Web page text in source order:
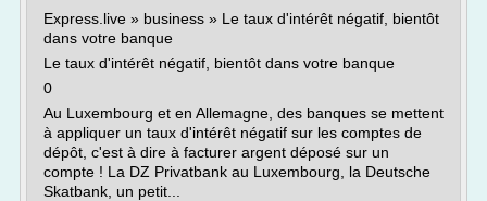
Express.live » business » Le taux d'intérêt négatif, bientôt
dans votre banque
Le taux d'intérêt négatif, bientôt dans votre banque
0
Au Luxembourg et en Allemagne, des banques se mettent
à appliquer un taux d'intérêt négatif sur les comptes de
dépôt, c'est à dire à facturer argent déposé sur un
compte ! La DZ Privatbank au Luxembourg, la Deutsche
Skatbank, un petit...